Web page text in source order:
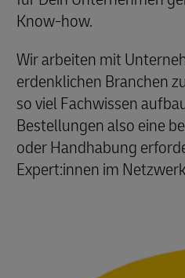
Know-how.
Wir arbeiten mit
erdenklichen Branchen
so viel Fachwissen
Bestellungen also eine
oder Handhabung
Expert:innen im